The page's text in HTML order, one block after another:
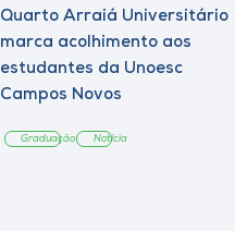
Quarto Arraiá Universitário
marca acolhimento aos
estudantes da Unoesc
Campos Novos
Graduação Notícia